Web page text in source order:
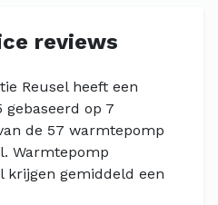
reviews
Reusel heeft een
gebaseerd op 7
de 57 warmtepomp
Warmtepomp
krijgen gemiddeld een